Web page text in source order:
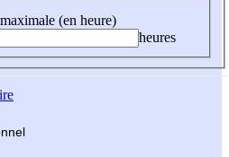
(en heure)
heures